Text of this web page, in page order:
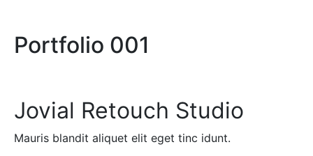
Portfolio 001
Jovial Retouch Studio
Mauris blandit aliquet elit eget tinc idunt.